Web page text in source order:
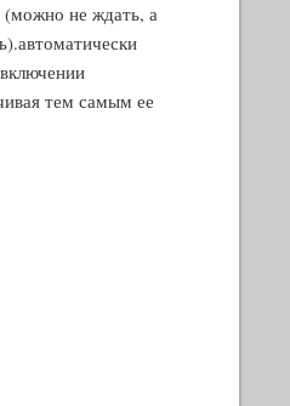
(можно не ждать, а
тем самым ее